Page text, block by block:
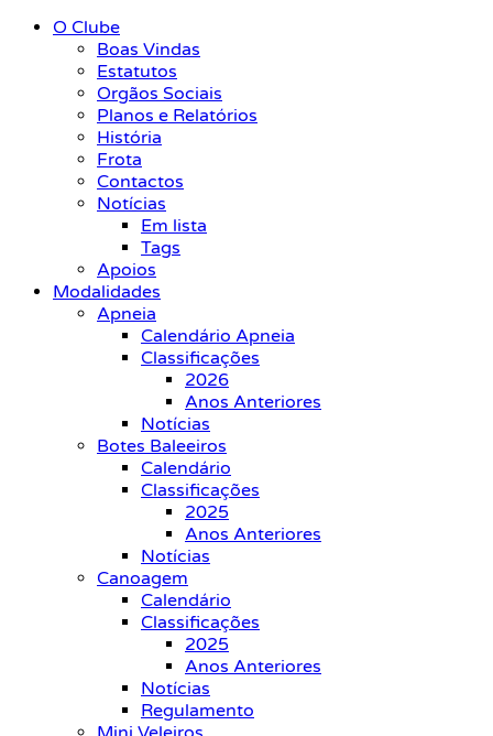
O Clube
Boas Vindas
Estatutos
Orgãos Sociais
Planos e Relatórios
História
Frota
Contactos
Notícias
Em lista
Tags
Apoios
Modalidades
Apneia
Calendário Apneia
Classificações
2026
Anos Anteriores
Notícias
Botes Baleeiros
Calendário
Classificações
2025
Anos Anteriores
Notícias
Canoagem
Calendário
Classificações
2025
Anos Anteriores
Notícias
Regulamento